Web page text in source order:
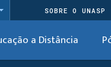
SOBRE O UNASP
a Distância